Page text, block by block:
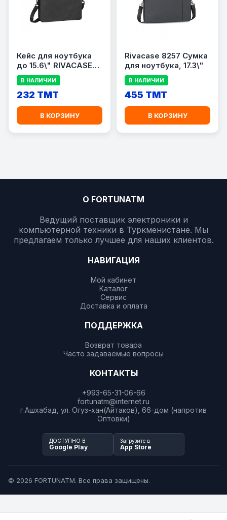
Кейс для ноутбука
до 15.6\" RIVACASE
8033 Black
В НАЛИЧИИ
232 TMT
В КОРЗИНУ
Rivacase 8257 Сумка
для ноутбука, 17.3\"
В НАЛИЧИИ
455 TMT
В КОРЗИНУ
О FORTUNATM
Ведущий поставщик электроники и
компьютерной техники в Туркменистане. Мы
предлагаем только лучшее для наших клиентов.
НАВИГАЦИЯ
Мой кабинет
Каталог
Сервис
Доставка и оплата
ПОДДЕРЖКА
Возврат товара
Часто задаваемые вопросы
КОНТАКТЫ
+993-65-31-06-66
fortunatm@internet.ru
г.Ашхабад, ул. Огуз-хан(Айтаков), 66-дом (напротив
Оптовки)
ДОСТУПНО В
Google Play
Загрузите в
App Store
© 2026 FORTUNATM. Все права защищены.